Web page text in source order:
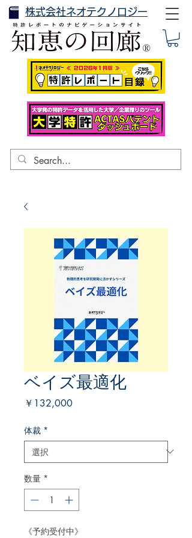
株式会社ネオテクノロジー
ベイズ最適化
￥132,000価
体裁 *
数量 *
《予約受付中》